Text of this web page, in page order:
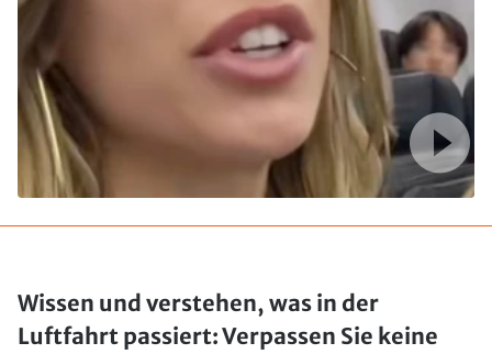
Wissen und verstehen, was in der
Luftfahrt passiert: Verpassen Sie keine